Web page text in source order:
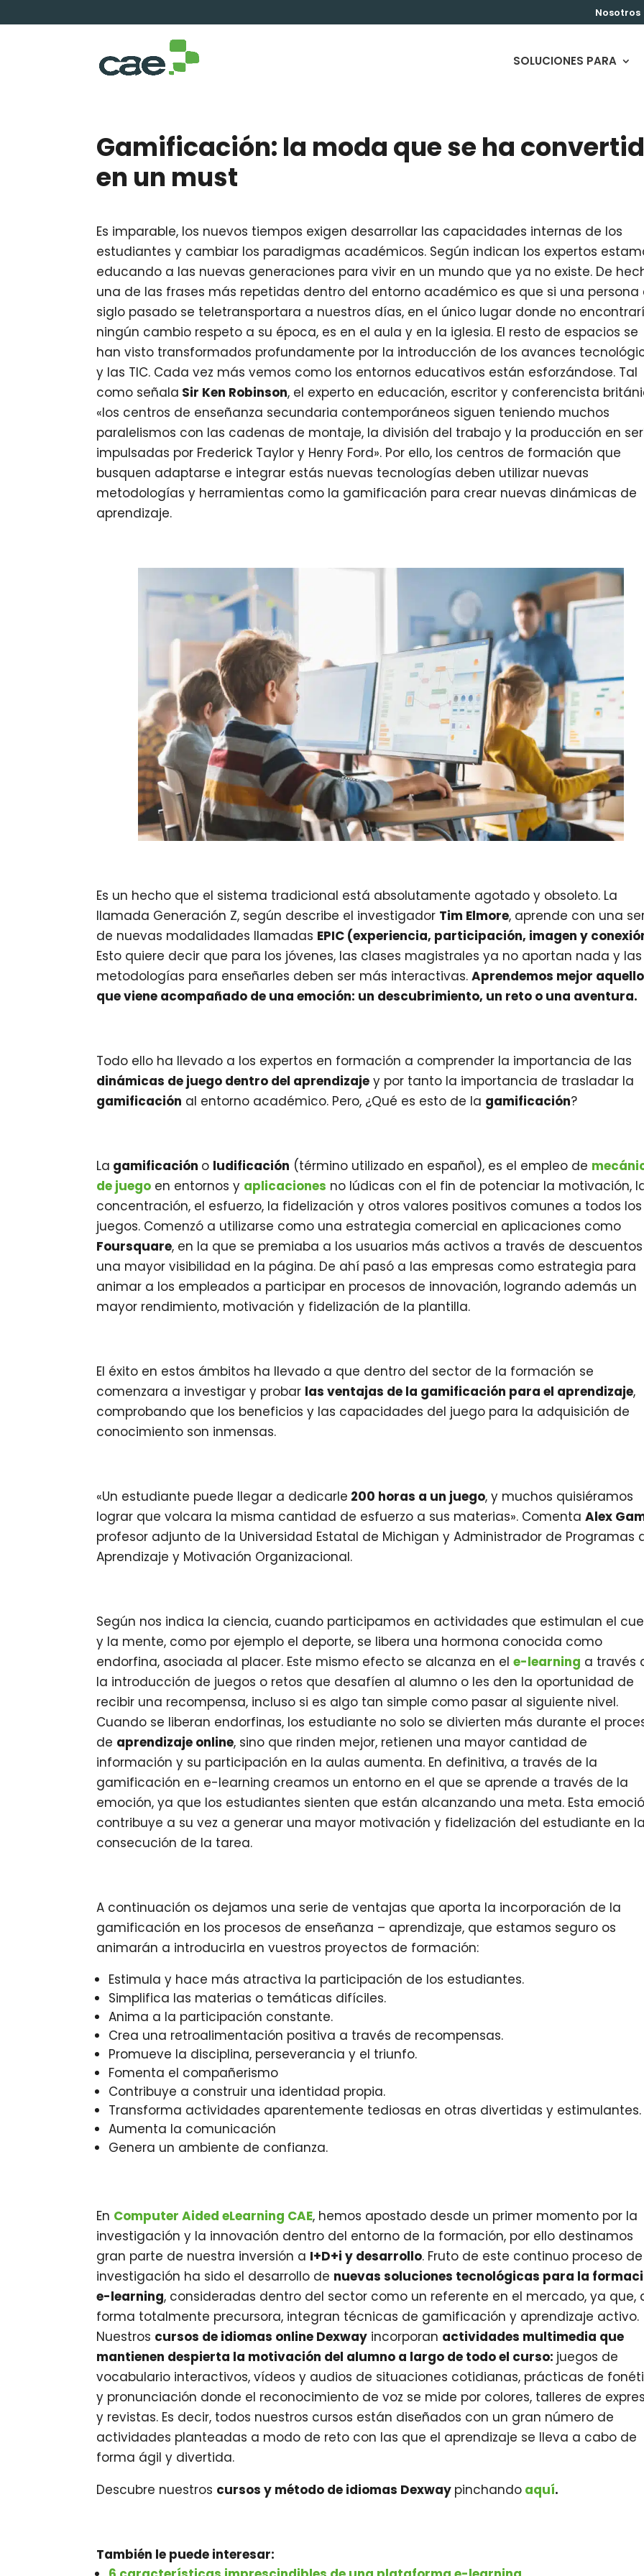
Nosotros
SOLUCIONES PARA
Gamificación: la moda que se ha
en un must
Es imparable, los nuevos tiempos exigen desarrollar las capacidades internas de los
estudiantes y cambiar los paradigmas académicos. Según indican los expertos
educando a las nuevas generaciones para vivir en un mundo que ya no existe. De
una de las frases más repetidas dentro del entorno académico es que si una persona
siglo pasado se teletransportara a nuestros días, en el único lugar donde no
ningún cambio respeto a su época, es en el aula y en la iglesia. El resto de espacios se
han visto transformados profundamente por la introducción de los avances
y las TIC. Cada vez más vemos como los entornos educativos están esforzándose. Tal
como señala Sir Ken Robinson, el experto en educación, escritor y conferencista
«los centros de enseñanza secundaria contemporáneos siguen teniendo muchos
paralelismos con las cadenas de montaje, la división del trabajo y la producción en
impulsadas por Frederick Taylor y Henry Ford». Por ello, los centros de formación que
busquen adaptarse e integrar estás nuevas tecnologías deben utilizar nuevas
metodologías y herramientas como la gamificación para crear nuevas dinámicas de
aprendizaje.
Es un hecho que el sistema tradicional está absolutamente agotado y obsoleto. La
llamada Generación Z, según describe el investigador Tim Elmore, aprende con una
de nuevas modalidades llamadas EPIC (experiencia, participación, imagen y
Esto quiere decir que para los jóvenes, las clases magistrales ya no aportan nada y las
metodologías para enseñarles deben ser más interactivas.Aprendemos mejor aquello
que viene acompañado de una emoción: un descubrimiento, un reto o una aventura.
Todo ello ha llevado a los expertos en formación a comprender la importancia de las
dinámicas de juego dentro del aprendizaje y por tanto la importancia de trasladar la
gamificación al entorno académico. Pero, ¿Qué es esto de la gamificación?
La gamificación o ludificación (término utilizado en español), es el empleo de
de juego en entornos y aplicaciones no lúdicas con el fin de potenciar la motivación,
concentración, el esfuerzo, la fidelización y otros valores positivos comunes a todos los
juegos. Comenzó a utilizarse como una estrategia comercial en aplicaciones como
Foursquare, en la que se premiaba a los usuarios más activos a través de
una mayor visibilidad en la página. De ahí pasó a las empresas como estrategia para
animar a los empleados a participar en procesos de innovación, logrando además un
mayor rendimiento, motivación y fidelización de la plantilla.
El éxito en estos ámbitos ha llevado a que dentro del sector de la formación se
comenzara a investigar y probar las ventajas de la gamificación para el aprendizaje,
comprobando que los beneficios y las capacidades del juego para la adquisición de
conocimiento son inmensas.
«Un estudiante puede llegar a dedicarle 200 horas a un juego, y muchos quisiéramos
lograr que volcara la misma cantidad de esfuerzo a sus materias». ComentaAlex
profesor adjunto de la Universidad Estatal de Michigan y Administrador de Programas
Aprendizaje y Motivación Organizacional.
Según nos indica la ciencia, cuando participamos en actividades que estimulan el
y la mente, como por ejemplo el deporte, se libera una hormona conocida como
endorfina, asociada al placer. Este mismo efecto se alcanza en ele-learning a través
la introducción de juegos o retos que desafíen al alumno o les den la oportunidad de
recibir una recompensa, incluso si es algo tan simple como pasar al siguiente nivel.
Cuando se liberan endorfinas, los estudiante no solo se divierten más durante el
de aprendizaje online, sino que rinden mejor, retienen una mayor cantidad de
información y su participación en la aulas aumenta. En definitiva, a través de la
gamificación en e-learning creamos un entorno en el que se aprende a través de la
emoción, ya que los estudiantes sienten que están alcanzando una meta. Esta
contribuye a su vez a generar una mayor motivación y fidelización del estudiante en la
consecución de la tarea.
A continuación os dejamos una serie de ventajas que aporta la incorporación de la
gamificación en los procesos de enseñanza – aprendizaje, que estamos seguro os
animarán a introducirla en vuestros proyectos de formación:
Estimula y hace más atractiva la participación de los estudiantes.
Simplifica las materias o temáticas difíciles.
Anima a la participación constante.
Crea una retroalimentación positiva a través de recompensas.
Promueve la disciplina, perseverancia y el triunfo.
Fomenta el compañerismo
Contribuye a construir una identidad propia.
Transforma actividades aparentemente tediosas en otras divertidas y estimulantes.
Aumenta la comunicación
Genera un ambiente de confianza.
En Computer Aided eLearning CAE, hemos apostado desde un primer momento por la
investigación y la innovación dentro del entorno de la formación, por ello destinamos
gran parte de nuestra inversión a I+D+i y desarrollo. Fruto de este continuo proceso de
investigación ha sido el desarrollo de nuevas soluciones tecnológicas para la
e-learning, consideradas dentro del sector como un referente en el mercado, ya que,
forma totalmente precursora, integran técnicas de gamificación y aprendizaje activo.
Nuestros cursos de idiomas online Dexway incorporan actividades multimedia que
mantienen despierta la motivación del alumno a largo de todo el curso: juegos de
vocabulario interactivos, vídeos y audios de situaciones cotidianas, prácticas de
y pronunciación donde el reconocimiento de voz se mide por colores, talleres de
y revistas. Es decir, todos nuestros cursos están diseñados con un gran número de
actividades planteadas a modo de reto con las que el aprendizaje se lleva a cabo de
forma ágil y divertida.
Descubre nuestros cursos y método de idiomas Dexway pinchando aquí.
También le puede interesar: